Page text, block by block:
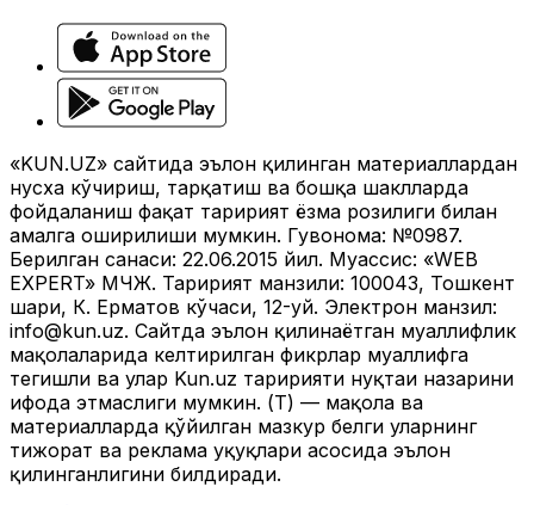
«KUN.UZ» сайтида эълон қилинган материаллардан
нусха кўчириш, тарқатиш ва бошқа шаклларда
фойдаланиш фақат таҳририят ёзма розилиги билан
амалга оширилиши мумкин. Гувоҳнома: №0987.
Берилган санаси: 22.06.2015 йил. Муассис: «WEB
EXPERT» МЧЖ. Таҳририят манзили: 100043, Тошкент
шаҳри, К. Ерматов кўчаси, 12-уй. Электрон манзил:
info@kun.uz. Сайтда эълон қилинаётган муаллифлик
мақолаларида келтирилган фикрлар муаллифга
тегишли ва улар Kun.uz таҳририяти нуқтаи назарини
ифода этмаслиги мумкин. (Т) — мақола ва
материалларда қўйилган мазкур белги уларнинг
тижорат ва реклама ҳуқуқлари асосида эълон
қилинганлигини билдиради.